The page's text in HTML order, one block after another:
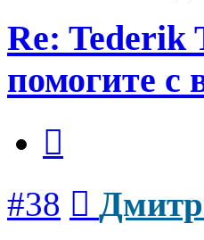
Re: Tederik
помогите с
#38